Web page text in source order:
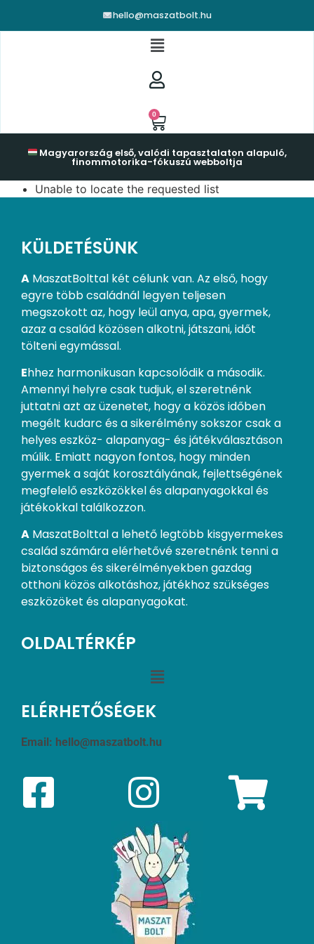
hello@maszatbolt.hu
0
Magyarország első, valódi tapasztalaton alapuló,
finommotorika-fókuszú webboltja
Unable to locate the requested list
KÜLDETÉSÜNK
A MaszatBolttal két célunk van. Az első, hogy
egyre több családnál legyen teljesen
megszokott az, hogy leül anya, apa, gyermek,
azaz a család közösen alkotni, játszani, időt
tölteni egymással.
Ehhez harmonikusan kapcsolódik a második.
Amennyi helyre csak tudjuk, el szeretnénk
juttatni azt az üzenetet, hogy a közös időben
megélt kudarc és a sikerélmény sokszor csak a
helyes eszköz- alapanyag- és játékválasztáson
múlik. Emiatt nagyon fontos, hogy minden
gyermek a saját korosztályának, fejlettségének
megfelelő eszközökkel és alapanyagokkal és
játékokkal találkozzon.
A MaszatBolttal a lehető legtöbb kisgyermekes
család számára elérhetővé szeretnénk tenni a
biztonságos és sikerélményekben gazdag
otthoni közös alkotáshoz, játékhoz szükséges
eszközöket és alapanyagokat.
OLDALTÉRKÉP
ELÉRHETŐSÉGEK
Email: hello@maszatbolt.hu